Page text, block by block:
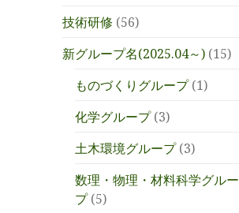
技術研修 (56)
新グループ名(2025.04～) (15)
ものづくりグループ(1)
化学グループ(3)
土木環境グループ(3)
数理・物理・材料科学グルー
プ(5)